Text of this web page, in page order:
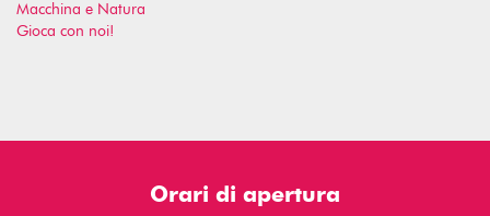
Macchina e Natura
Gioca con noi!
Orari di apertura